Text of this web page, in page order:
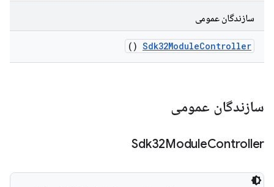
سازندگان عمومی
Sdk32ModuleController
()
سازندگان عمومی
Sdk32ModuleController